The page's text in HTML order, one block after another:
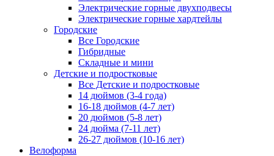
Электрические горные двухподвесы
Электрические горные хардтейлы
Городские
Все Городские
Гибридные
Складные и мини
Детские и подростковые
Все Детские и подростковые
14 дюймов (3-4 года)
16-18 дюймов (4-7 лет)
20 дюймов (5-8 лет)
24 дюйма (7-11 лет)
26-27 дюймов (10-16 лет)
Велоформа